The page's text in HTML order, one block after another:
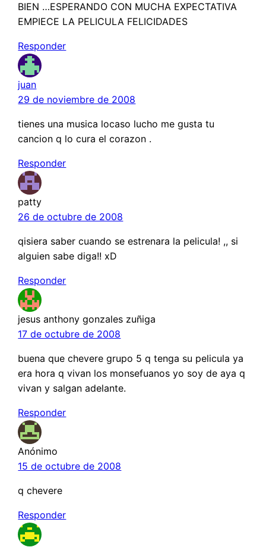
BIEN …ESPERANDO CON MUCHA EXPECTATIVA
EMPIECE LA PELICULA FELICIDADES
Responder
juan
29 de noviembre de 2008
tienes una musica locaso lucho me gusta tu
cancion q lo cura el corazon .
Responder
patty
26 de octubre de 2008
qisiera saber cuando se estrenara la pelicula! ,, si
alguien sabe diga!! xD
Responder
jesus anthony gonzales zuñiga
17 de octubre de 2008
buena que chevere grupo 5 q tenga su pelicula ya
era hora q vivan los monsefuanos yo soy de aya q
vivan y salgan adelante.
Responder
Anónimo
15 de octubre de 2008
q chevere
Responder